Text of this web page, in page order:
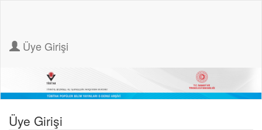
Üye Girişi
Üye Girişi